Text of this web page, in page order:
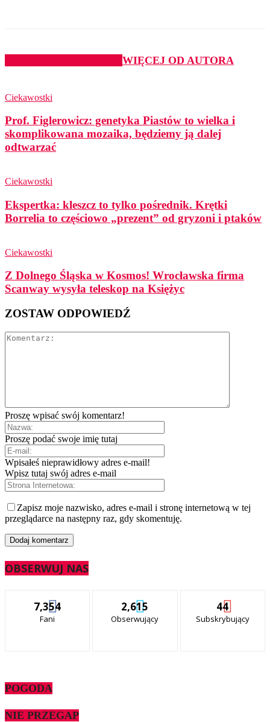
WIĘCEJ OD AUTORA
Ciekawostki
Prof. Figlerowicz: genetyka Piastów to wielka i
skomplikowana mozaika, będziemy ją dalej
odtwarzać
Ciekawostki
Ekspertka: kleszcz to tylko pośrednik. Krętki
Borrelia to częściowo „prezent” od gryzoni i ptaków
Ciekawostki
Z Dolnego Śląska w Kosmos! Wrocławska firma
Scanway wysyła teleskop na Księżyc
ZOSTAW ODPOWIEDŹ
Proszę wpisać swój komentarz!
Proszę podać swoje imię tutaj
Wpisałeś nieprawidłowy adres e-mail!
Wpisz tutaj swój adres e-mail
Zapisz moje nazwisko, adres e-mail i stronę internetową w tej
przeglądarce na następny raz, gdy skomentuję.
OBSERWUJ NAS
7,354
Fani
2,615
Obserwujący
44
Subskrybujący
POGODA
NIE PRZEGAP